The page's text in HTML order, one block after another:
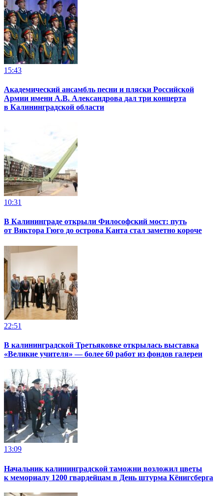
15:43
Академический ансамбль песни и пляски Российской
Армии имени А.В. Александрова дал три концерта
в Калининградской области
10:31
В Калининграде открыли Философский мост: путь
от Виктора Гюго до острова Канта стал заметно короче
22:51
В калининградской Третьяковке открылась выставка
«Великие учителя» — более 60 работ из фондов галереи
13:09
Начальник калининградской таможни возложил цветы
к мемориалу 1200 гвардейцам в День штурма Кёнигсберга